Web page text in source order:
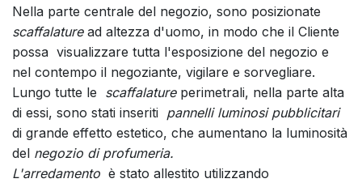
Nella parte centrale del negozio, sono posizionate
scaffalaturead altezza d'uomo, in modo che il Cliente
possa visualizzare tutta l'esposizione del negozio e
nel contempo il negoziante, vigilare e sorvegliare.
Lungo tutte le scaffalatureperimetrali, nella parte alta
di essi, sono stati inseriti pannelli luminosi pubblicitari
di grande effetto estetico, che aumentano la luminosità
del negozio di profumeria.
L'arredamento è stato allestito utilizzando